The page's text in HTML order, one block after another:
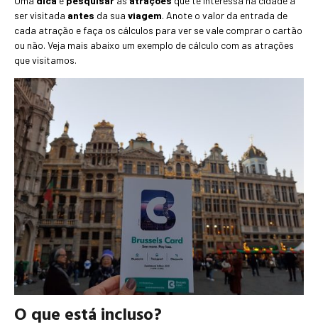
ser visitada antes da sua viagem. Anote o valor da entrada de
cada atração e faça os cálculos para ver se vale comprar o cartão
ou não. Veja mais abaixo um exemplo de cálculo com as atrações
que visitamos.
O que está incluso?